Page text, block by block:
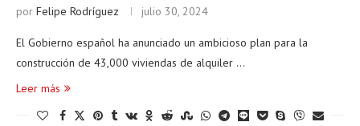
por Felipe Rodríguez julio 30, 2024
El Gobierno español ha anunciado un ambicioso plan para la
construcción de 43,000 viviendas de alquiler …
Leer más